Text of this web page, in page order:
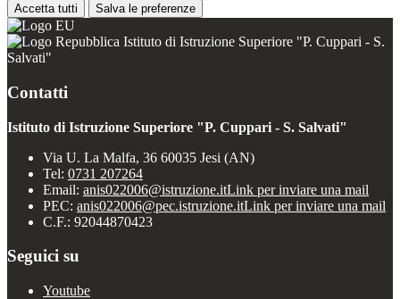
Accetta tutti Salva le preferenze
Istituto di Istruzione Superiore "P. Cuppari - S.
Salvati"
Contatti
Istituto di Istruzione Superiore "P. Cuppari - S. Salvati"
Via U. La Malfa, 36 60035 Jesi (AN)
Tel: 0731 207264
Email: anis022006@istruzione.itLink per inviare una mail
PEC: anis022006@pec.istruzione.itLink per inviare una mail
C.F.: 92044870423
Seguici su
Youtube